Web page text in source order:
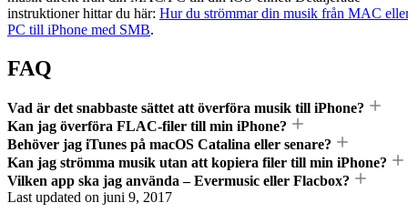
instruktioner hittar du här: Hur du strömmar din musik från MAC
PC till iPhone med SMB.
FAQ
Vad är det snabbaste sättet att överföra musik till iPhone?
Kan jag överföra FLAC-filer till min iPhone?
Behöver jag iTunes på macOS Catalina eller senare?
Kan jag strömma musik utan att kopiera filer till min iPhone?
Vilken app ska jag använda – Evermusic eller Flacbox?
Last updated on juni 9, 2017